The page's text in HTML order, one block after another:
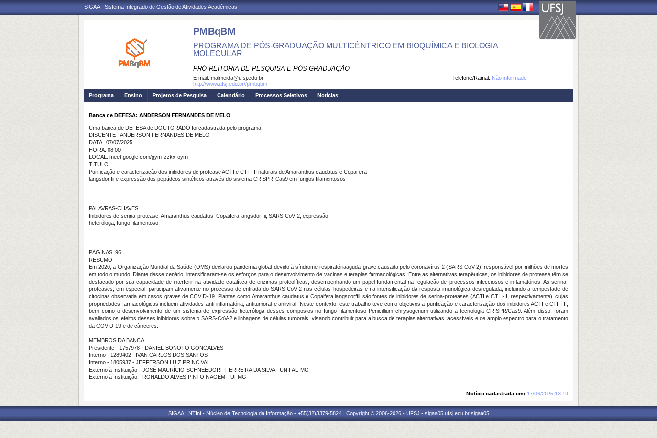
SIGAA - Sistema Integrado de Gestão de Atividades Acadêmicas
PMBqBM
PROGRAMA DE PÓS-GRADUAÇÃO MULTICÊNTRICO EM BIOQUÍMICA E BIOLOGIA
MOLECULAR
PRÓ-REITORIA DE PESQUISA E PÓS-GRADUAÇÃO
Telefone/Ramal: Não informado
E-mail: malmeida@ufsj.edu.br
http://www.ufsj.edu.br//pmbqbm
Programa
Ensino Projetos de Pesquisa Calendário Processos Seletivos Notícias
Banca de DEFESA: ANDERSON FERNANDES DE MELO
Uma banca de DEFESA de DOUTORADO foi cadastrada pelo programa.
DISCENTE : ANDERSON FERNANDES DE MELO
DATA : 07/07/2025
HORA: 08:00
LOCAL: meet.google.com/gym-zzkx-oym
TÍTULO:
Purificação e caracterização dos inibidores de protease ACTI e CTI I-II naturais de Amaranthus caudatus e Copaifera
langsdorffii e expressão dos peptídeos sintéticos através do sistema CRISPR-Cas9 em fungos filamentosos
PALAVRAS-CHAVES:
Inibidores de serina-protease; Amaranthus caudatus; Copaifera langsdorffii; SARS-CoV-2; expressão
heteróloga; fungo filamentoso.
PÁGINAS: 96
RESUMO:
Em 2020, a Organização Mundial da Saúde (OMS) declarou pandemia global devido à síndrome respiratóriaaguda grave causada pelo coronavírus 2 (SARS-CoV-2), responsável por milhões de mortes
em todo o mundo. Diante desse cenário, intensificaram-se os esforços para o desenvolvimento de vacinas e terapias farmacológicas. Entre as alternativas terapêuticas, os inibidores de protease têm se
destacado por sua capacidade de interferir na atividade catalítica de enzimas proteolíticas, desempenhando um papel fundamental na regulação de processos infecciosos e inflamatórios. As serina-
proteases, em especial, participam ativamente no processo de entrada do SARS-CoV-2 nas células hospedeiras e na intensificação da resposta imunológica desregulada, incluindo a tempestade de
citocinas observada em casos graves de COVID-19. Plantas como Amaranthus caudatus e Copaifera langsdorffii são fontes de inibidores de serina-proteases (ACTI e CTI I-II, respectivamente), cujas
propriedades farmacológicas incluem atividades anti-inflamatória, antitumoral e antiviral. Neste contexto, este trabalho teve como objetivos a purificação e caracterização dos inibidores ACTI e CTI I-II,
bem como o desenvolvimento de um sistema de expressão heteróloga desses compostos no fungo filamentoso Penicillium chrysogenum utilizando a tecnologia CRISPR/Cas9. Além disso, foram
avaliados os efeitos desses inibidores sobre o SARS-CoV-2 e linhagens de células tumorais, visando contribuir para a busca de terapias alternativas, acessíveis e de amplo espectro para o tratamento
da COVID-19 e de cânceres.
MEMBROS DA BANCA:
Presidente - 1757978 - DANIEL BONOTO GONCALVES
Interno - 1289402 - IVAN CARLOS DOS SANTOS
Interno - 1805937 - JEFFERSON LUIZ PRINCIVAL
Externo à Instituição - JOSÉ MAURÍCIO SCHNEEDORF FERREIRA DA SILVA - UNIFAL-MG
Externo à Instituição - RONALDO ALVES PINTO NAGEM - UFMG
Notícia cadastrada em: 17/06/2025 13:19
SIGAA | NTInf - Núcleo de Tecnologia da Informação - +55(32)3379-5824 | Copyright © 2006-2026 - UFSJ - sigaa05.ufsj.edu.br.sigaa05